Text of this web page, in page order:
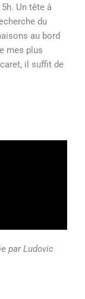
Un tête à
du
au bord
mes plus
il suffit de
par Ludovic